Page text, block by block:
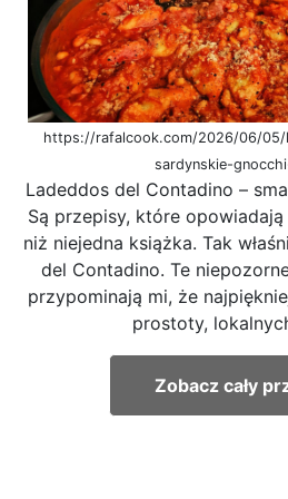
https://rafalcook.com/2026/06/
sardynskie-
Ladeddos del Contadino –
Są przepisy, które
niż niejedna książka. Tak
del Contadino. Te
przypominają mi, że
prostoty,
Zobacz cały